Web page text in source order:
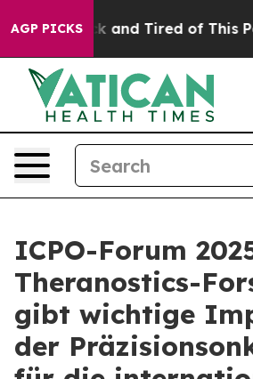
AGP PICKS
Sick and Tired of This Politics
ICPO-Forum
Theranostics-
gibt wichtige
der